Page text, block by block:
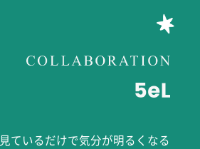
見ているだけで気分が明るくなる